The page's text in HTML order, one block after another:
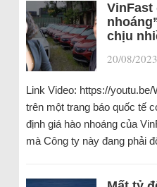
VinFast
chịu
20/08/2023
Link Video: https://
trên một trang báo quốc tế
định giá hào nhoáng của
mà Công ty này đang phải